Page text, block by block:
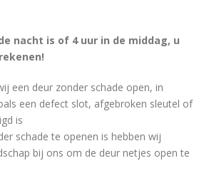
nacht is of 4 uur in de middag, u
een deur zonder schade open, in
een defect slot, afgebroken sleutel of
is
schade te openen is hebben wij
bij ons om de deur netjes open te